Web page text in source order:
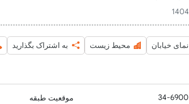
نمای خیابان محیط زیست به اشتراک بگذارید
34-6900 موقعیت طبقه